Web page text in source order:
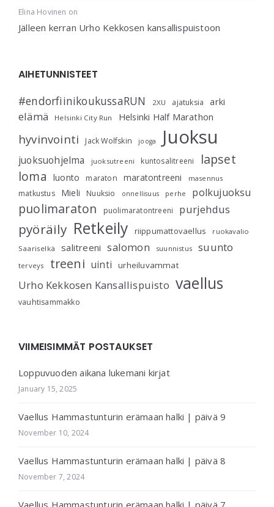
Elina Hovinen on
Jälleen kerran Urho Kekkosen kansallispuistoon
AIHETUNNISTEET
#endorfiinikoukussaRUN 2XU ajatuksia arki
elämä Helsinki City Run Helsinki Half Marathon
hyvinvointi Jack Wolfskin jooga Juoksu
juoksuohjelma juoksutreeni kuntosalitreeni
lapset
loma
luonto maraton maratontreeni masennus
matkustus Mieli Nuuksio onnellisuus perhe polkujuoksu
puolimaraton puolimaratontreeni purjehdus
pyöräily Retkeily riippumattovaellus
ruokavalio
Saariselkä
salitreeni salomon suunnistus suunto
terveys treeni uinti urheiluvammat
Urho Kekkosen Kansallispuisto vaellus
vauhtisammakko
VIIMEISIMMÄT POSTAUKSET
Loppuvuoden aikana lukemani kirjat
January 15, 2025
Vaellus Hammastunturin erämaan halki | päivä 9
November 10, 2024
Vaellus Hammastunturin erämaan halki | päivä 8
November 7, 2024